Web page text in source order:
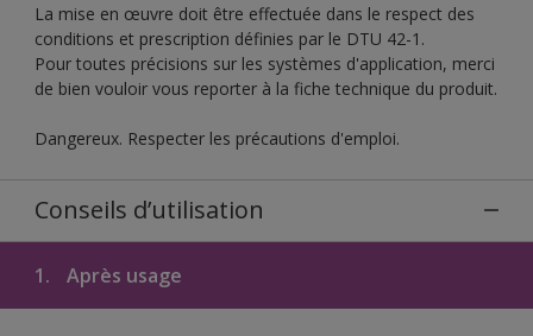
La mise en œuvre doit être effectuée dans le respect des
conditions et prescription définies par le DTU 42-1.
Pour toutes précisions sur les systèmes d'application, merci
de bien vouloir vous reporter à la fiche technique du produit.
Dangereux. Respecter les précautions d'emploi.
Conseils d’utilisation
1. Après usage